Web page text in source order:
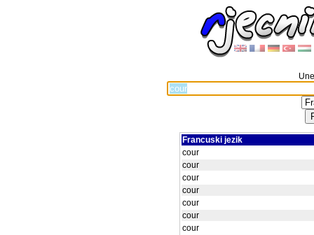
Francuski jezik
cour
cour
cour
cour
cour
cour
cour